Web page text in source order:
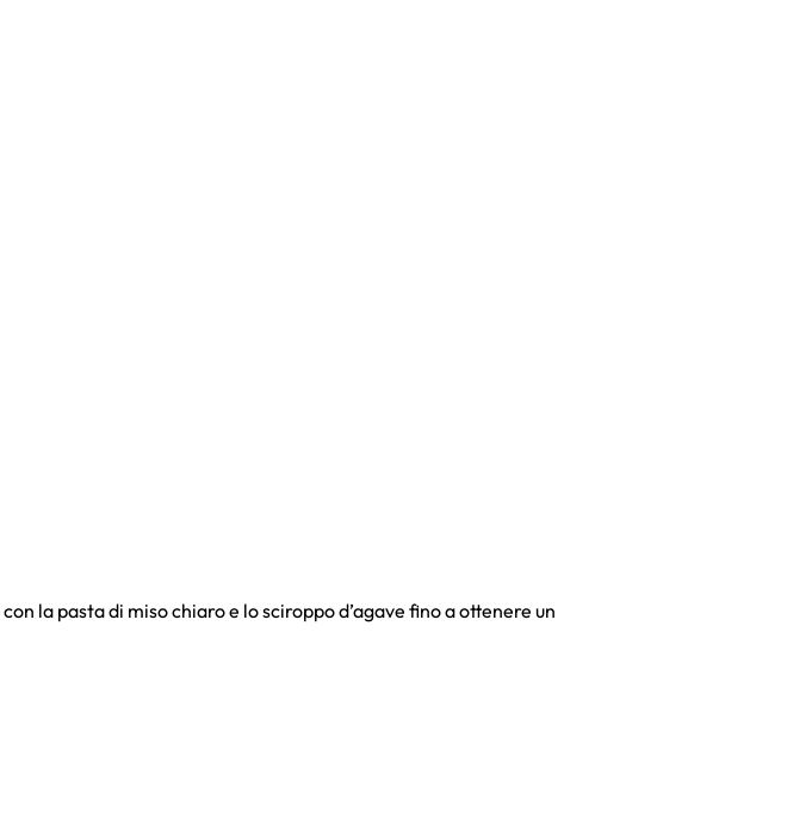
la pasta di miso chiaro e lo sciroppo d’agave fino a ottenere un